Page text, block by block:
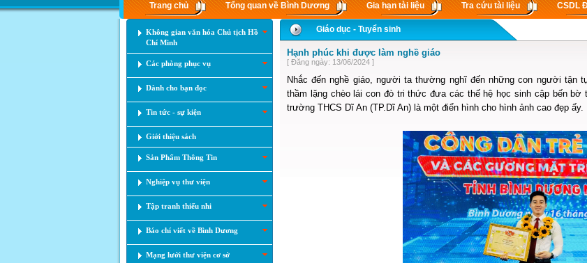
Trang chủ Tổng quan về Bình Dương Gia hạn tài liệu Tra cứu tài liệu CSDL
Không gian văn hóa Chủ tịch Hồ
Chí Minh
Các phòng phục vụ
Dành cho bạn đọc
Tin tức - sự kiện
Giới thiệu sách
Sản Phẩm Thông Tin
Nghiệp vụ thư viện
Tập tranh thiếu nhi
Báo chí viết về Bình Dương
Mạng lưới thư viện cơ sở
Giáo dục - Tuyển sinh
Hạnh phúc khi được làm nghề giáo
[ Đăng ngày: 13/06/2024 ]
Nhắc đến nghề giáo, người ta thường nghĩ đến những con người tận
thầm lặng chèo lái con đò tri thức đưa các thế hệ học sinh cập bến bờ
trường THCS Dĩ An (TP.Dĩ An) là một điển hình cho hình ảnh cao đẹp ấy.